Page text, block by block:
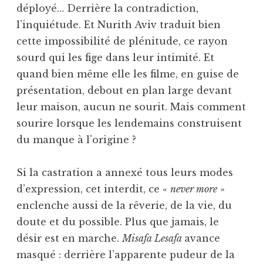
déployé… Derrière la contradiction,
l’inquiétude. Et Nurith Aviv traduit bien
cette impossibilité de plénitude, ce rayon
sourd qui les fige dans leur intimité. Et
quand bien même elle les filme, en guise de
présentation, debout en plan large devant
leur maison, aucun ne sourit. Mais comment
sourire lorsque les lendemains construisent
du manque à l’origine ?
Si la castration a annexé tous leurs modes
d’expression, cet interdit, ce « never more »
enclenche aussi de la rêverie, de la vie, du
doute et du possible. Plus que jamais, le
désir est en marche. Misafa Lesafa avance
masqué : derrière l’apparente pudeur de la